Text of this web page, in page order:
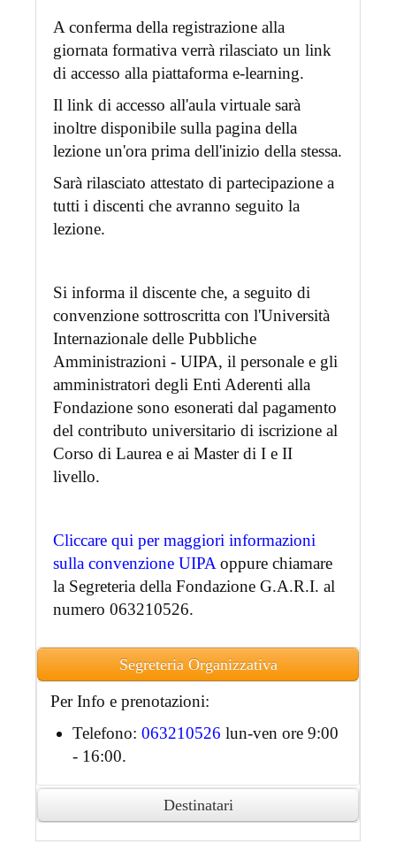
A conferma della registrazione alla
giornata formativa verrà rilasciato un link
di accesso alla piattaforma e-learning.
Il link di accesso all'aula virtuale sarà
inoltre disponibile sulla pagina della
lezione un'ora prima dell'inizio della stessa.
Sarà rilasciato attestato di partecipazione a
tutti i discenti che avranno seguito la
lezione.
Si informa il discente che, a seguito di
convenzione sottroscritta con l'Università
Internazionale delle Pubbliche
Amministrazioni - UIPA, il personale e gli
amministratori degli Enti Aderenti alla
Fondazione sono esonerati dal pagamento
del contributo universitario di iscrizione al
Corso di Laurea e ai Master di I e II
livello.
Cliccare qui per maggiori informazioni
sulla convenzione UIPAoppure chiamare
la Segreteria della Fondazione G.A.R.I. al
numero 063210526.
Segreteria Organizzativa
Per Info e prenotazioni:
Telefono: 063210526 lun-ven ore 9:00
- 16:00.
Destinatari